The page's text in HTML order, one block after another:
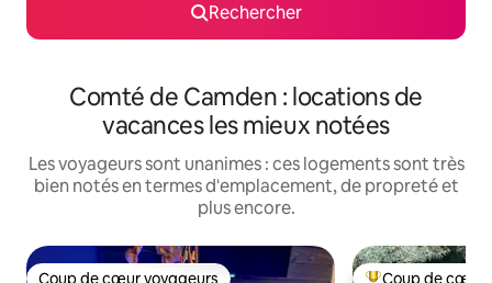
Rechercher
Comté de Camden : locations de
vacances les mieux notées
Les voyageurs sont unanimes : ces logements sont très
bien notés en termes d'emplacement, de propreté et
plus encore.
Coup de cœur voyageurs Coup de cœur